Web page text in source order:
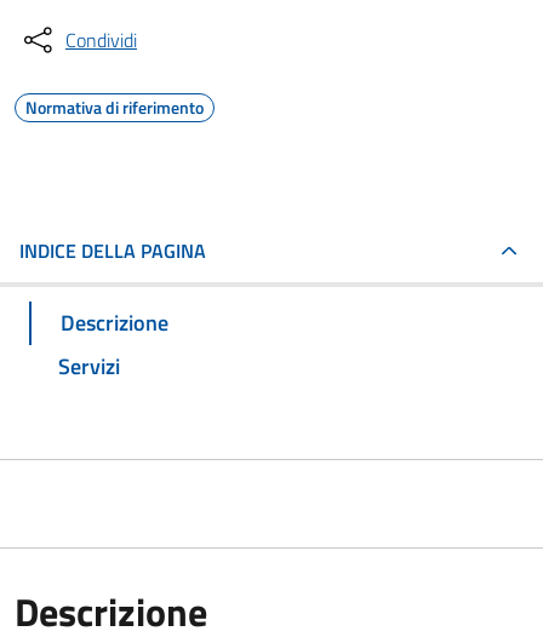
Condividi
Normativa di riferimento
INDICE DELLA PAGINA
Descrizione
Servizi
Descrizione